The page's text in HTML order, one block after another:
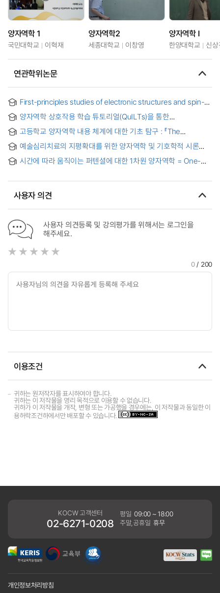
양자역학 1
국민대학교 이혁재
양자역학2
세종대학교 이창영
양자역학 I
한양대학교 신
연관학위논문
First-principles studies of electronic structures and spin-
materials : 이차원 물질 및 적층 물질의 전자 구조 및 스핀-궤도
효과에 대한 제일원리 연구
양자역학 상호작용 학습 튜토리얼(QuILTs)을 통한
고등학교 양자역학 내용 체계에 대한 기초 탐구 : 『The
(1970)』를 중심으로 = A Basic Study on the Establishment
of the Quantum Mechanics Content System in High
School : Focusing on 『The Evolution of Physics (1938)』
예술심리치료의 지평확대를 위한 양자역학 및 기호학적 시론
viewpoint of quantum mechanics and semiotics
시간에 따라 움직이는 퍼텐셜에 대한 1차원 양자역학 = One-
사용자 의견
사용자 의견등록 및 강의평가를 위해서는 로그인을
해주세요.
0/ 200
이용조건
귀하는 원저작자를 표시하여야 합니다.
귀하는 이 저작물을 영리 목적으로 이용할 수 없습니다.
귀하가 이 저작물을 개작, 변형 또는 가공했을 경우에는, 이 저작물과 동일한 이
용허락조건하에서만 배포할 수 있습니다.
KOCW 고객센터
02-6271-0208
평일 09:00 ~ 18:00
주말,공휴일 휴무
개인정보처리방침